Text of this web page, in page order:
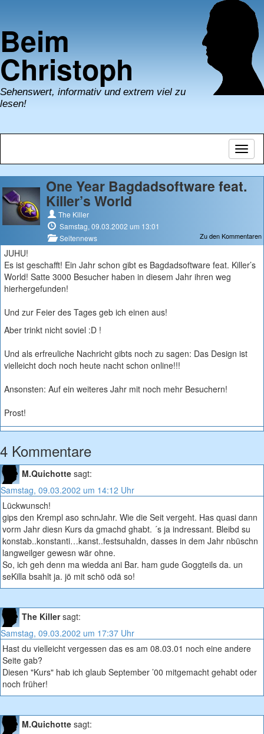
Beim
Christoph
Sehenswert, informativ und extrem viel zu
lesen!
One Year Bagdadsoftware feat.
Killer’s World
The Killer
Samstag, 09.03.2002 um 13:01
Zu den Kommentaren
Seitennews
JUHU!
Es ist geschafft! Ein Jahr schon gibt es Bagdadsoftware feat. Killer’s
World! Satte 3000 Besucher haben in diesem Jahr ihren weg
hierhergefunden!
Und zur Feier des Tages geb ich einen aus!
Aber trinkt nicht soviel :D !
Und als erfreuliche Nachricht gibts noch zu sagen: Das Design ist
vielleicht doch noch heute nacht schon online!!!
Ansonsten: Auf ein weiteres Jahr mit noch mehr Besuchern!
Prost!
4 Kommentare
M.Quichotte sagt:
Samstag, 09.03.2002 um 14:12 Uhr
Lückwunsch!
gips den Krempl aso schnJahr. Wie die Seit vergeht. Has quasi dann
vorm Jahr diesn Kurs da gmachd ghabt. ´s ja indressant. Bleibd su
konstab..konstanti…kanst..festsuhaldn, dasses in dem Jahr nbüschn
langweilger gewesn wär ohne.
So, ich geh denn ma wiedda ani Bar. ham gude Goggteils da. un
seKilla bsahlt ja. jö mit schö odä so!
The Killer sagt:
Samstag, 09.03.2002 um 17:37 Uhr
Hast du vielleicht vergessen das es am 08.03.01 noch eine andere
Seite gab?
Diesen "Kurs" hab ich glaub September ’00 mitgemacht gehabt oder
noch früher!
M.Quichotte sagt: